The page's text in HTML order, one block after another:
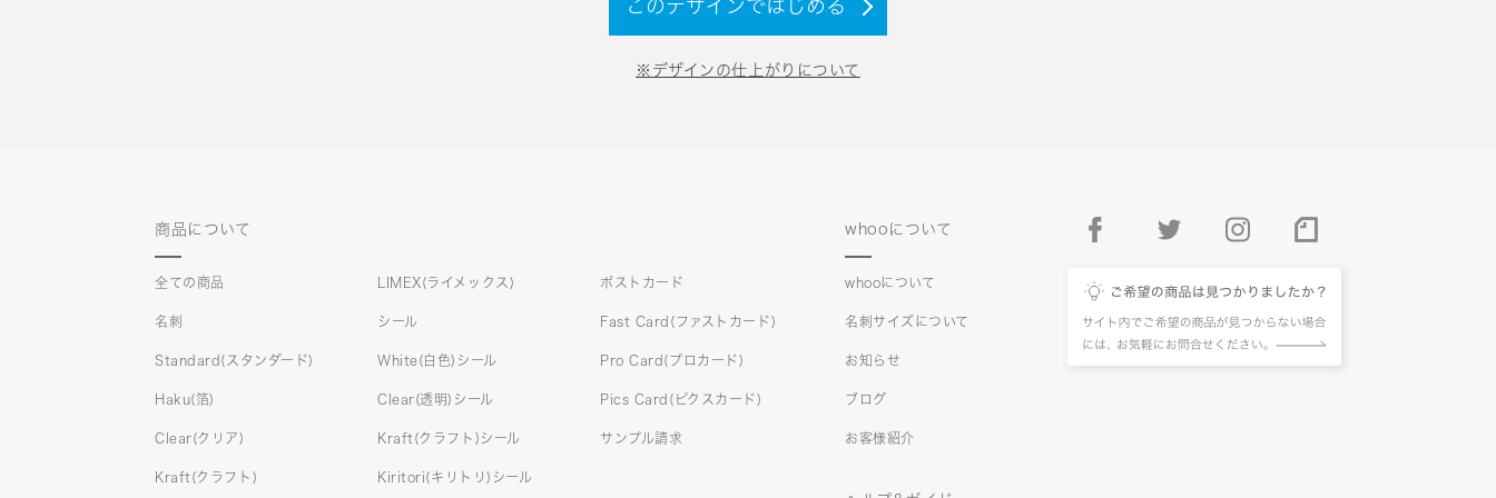
このデザインではじめる
※デザインの仕上がりについて
商品について
全ての商品
名刺
Standard(スタンダード)
Haku(箔)
Clear(クリア)
Kraft(クラフト)
LIMEX(ライメックス)
シール
White(白色)シール
Clear(透明)シール
Kraft(クラフト)シール
Kiritori(キリトリ)シール
ポストカード
Fast Card(ファストカード)
Pro Card(プロカード)
Pics Card(ピクスカード)
サンプル請求
whooについて
whooについて
名刺サイズについて
お知らせ
ブログ
お客様紹介
facebook twitter instagram